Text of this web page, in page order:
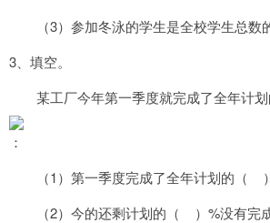
（3）参加冬泳的学生是全校学生总数
3 、填空。
某工厂今年第一季度就完成了全年计划
：
（1 ）第一季度完成了全年计划的（ ）
（2）今的还剩计划的（ ） %没有完